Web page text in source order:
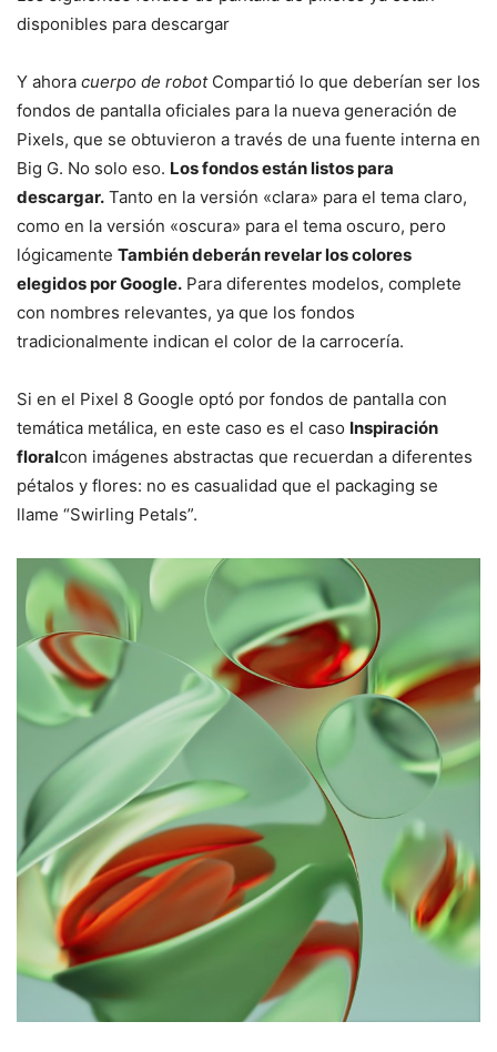
disponibles para descargar
Y ahora cuerpo de robotCompartió lo que deberían ser los
fondos de pantalla oficiales para la nueva generación de
Pixels, que se obtuvieron a través de una fuente interna en
Big G. No solo eso. Los fondos están listos para
descargar. Tanto en la versión «clara» para el tema claro,
como en la versión «oscura» para el tema oscuro, pero
lógicamente También deberán revelar los colores
elegidos por Google. Para diferentes modelos, complete
con nombres relevantes, ya que los fondos
tradicionalmente indican el color de la carrocería.
Si en el Pixel 8 Google optó por fondos de pantalla con
temática metálica, en este caso es el caso Inspiración
floralcon imágenes abstractas que recuerdan a diferentes
pétalos y flores: no es casualidad que el packaging se
llame “Swirling Petals”.